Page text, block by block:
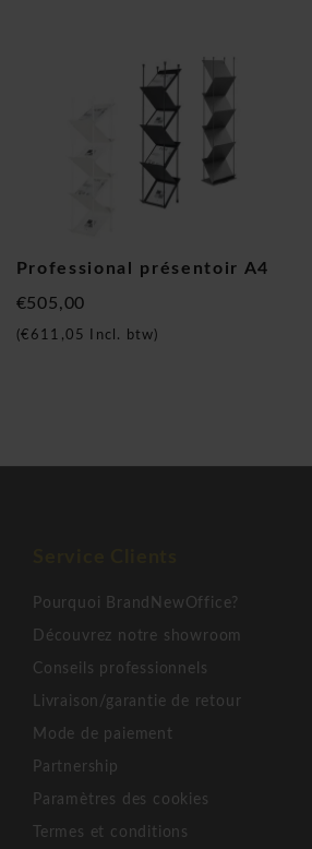
Professional présentoir A4
€505,00
(€611,05 Incl. btw)
Pourquoi BrandNewOffice?
Découvrez notre showroom
Conseils professionnels
Livraison/garantie de retour
Mode de paiement
Partnership
Paramètres des cookies
Termes et conditions